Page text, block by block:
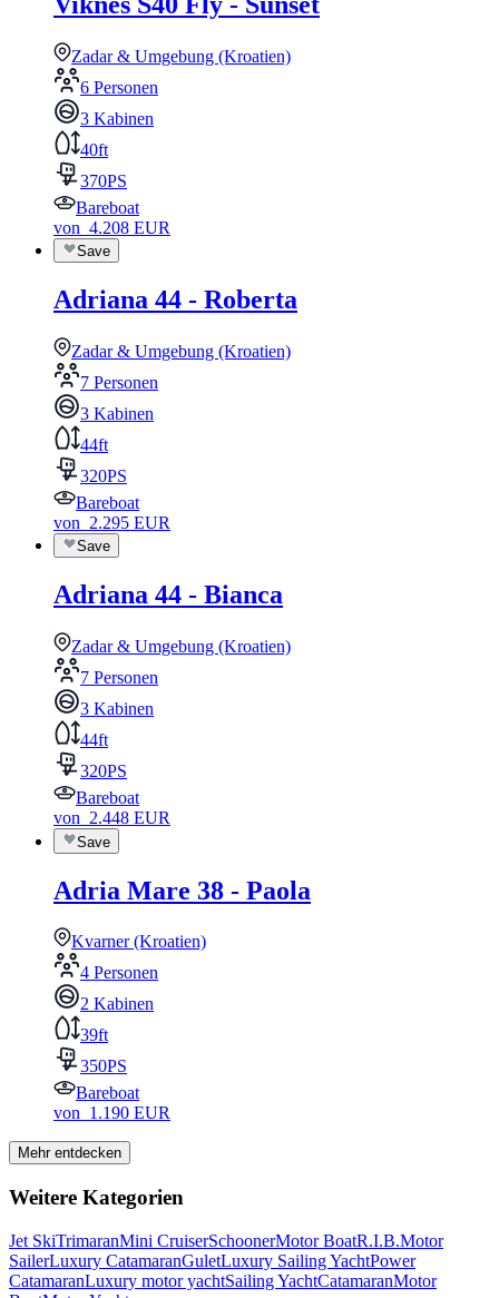
Zadar & Umgebung (Kroatien)
6 Personen
3 Kabinen
40ft
370PS
Bareboat
von 4.208 EUR
Save
Adriana 44 - Roberta
Zadar & Umgebung (Kroatien)
7 Personen
3 Kabinen
44ft
320PS
Bareboat
von 2.295 EUR
Save
Adriana 44 - Bianca
Zadar & Umgebung (Kroatien)
7 Personen
3 Kabinen
44ft
320PS
Bareboat
von 2.448 EUR
Save
Adria Mare 38 - Paola
Kvarner (Kroatien)
4 Personen
2 Kabinen
39ft
350PS
Bareboat
von 1.190 EUR
Mehr entdecken
Weitere Kategorien
Jet SkiTrimaranMini CruiserSchoonerMotor BoatR.I.B.Motor
SailerLuxury CatamaranGuletLuxury Sailing YachtPower
CatamaranLuxury motor yachtSailing YachtCatamaranMotor